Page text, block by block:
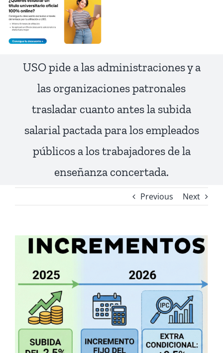
USO pide a las administraciones y a
las organizaciones patronales
trasladar cuanto antes la subida
salarial pactada para los empleados
públicos a los trabajadores de la
enseñanza concertada.
Previous Next
View
Larger
Image